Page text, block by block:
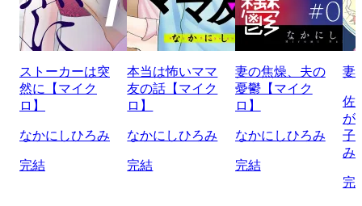
ストーカーは突
然に【マイク
ロ】
なかにしひろみ
完結
本当は怖いママ
友の話【マイク
ロ】
なかにしひろみ
完結
妻の焦燥、夫の
憂鬱【マイク
ロ】
なかにしひろみ
完結
妻
佐
が
子/
み
完